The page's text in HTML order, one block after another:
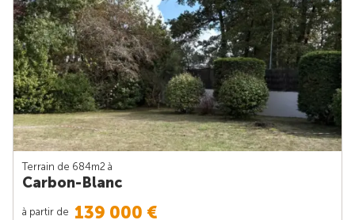
Terrain de 684m2 à
Carbon-Blanc
à partir de 139 000 €